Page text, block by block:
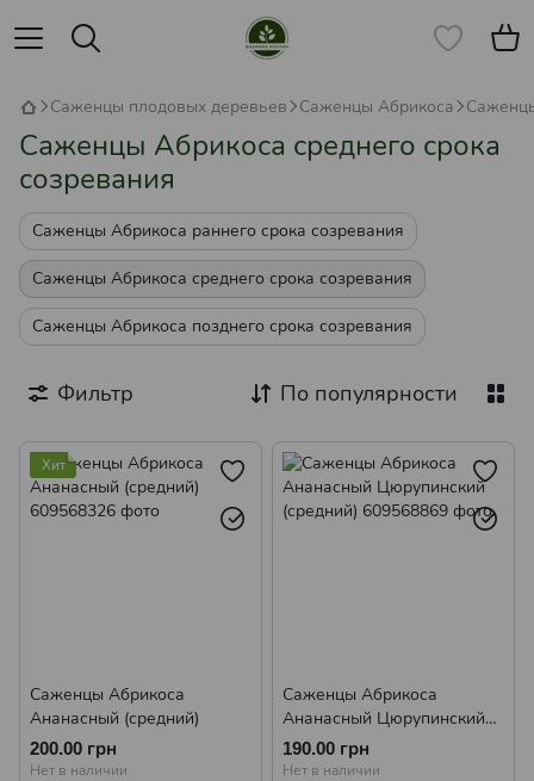
Саженцы плодовых деревьев Саженцы Абрикоса
Саженцы Абрикоса среднего срока
созревания
Саженцы Абрикоса раннего срока созревания
Саженцы Абрикоса среднего срока созревания
Саженцы Абрикоса позднего срока созревания
Фильтр По популярности
Хит
Саженцы Абрикоса
Ананасный (средний)
200.00 грн
Нет в наличии
Саженцы Абрикоса
Ананасный Цюрупинский
(средний)
190.00 грн
Нет в наличии